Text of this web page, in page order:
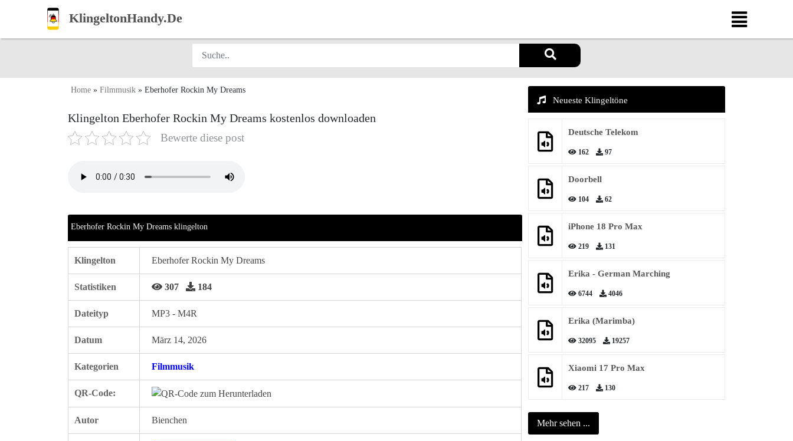
KlingeltonHandy.De
Home » Filmmusik » Eberhofer Rockin My Dreams
Klingelton Eberhofer Rockin My Dreams kostenlos downloaden
Bewerte diese post
Eberhofer Rockin My Dreams klingelton
Klingelton Eberhofer Rockin My Dreams
Statistiken 307 184
Dateityp MP3 - M4R
Datum März 14, 2026
Kategorien Filmmusik
QR-Code:
Autor Bienchen
Neueste Klingeltöne
Deutsche Telekom
162 97
Doorbell
104 62
iPhone 18 Pro Max
219 131
Erika - German Marching
6744 4046
Erika (Marimba)
32095 19257
Xiaomi 17 Pro Max
217 130
Mehr sehen ...